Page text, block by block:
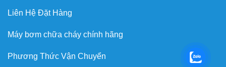
Liên Hệ Đặt Hàng
Máy bơm chữa cháy chính hãng
Phương Thức Vận Chuyển